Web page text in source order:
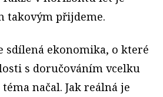
takovým přijdeme.
sdílená ekonomika, o které
s doručováním vcelku
načal. Jak reálná je